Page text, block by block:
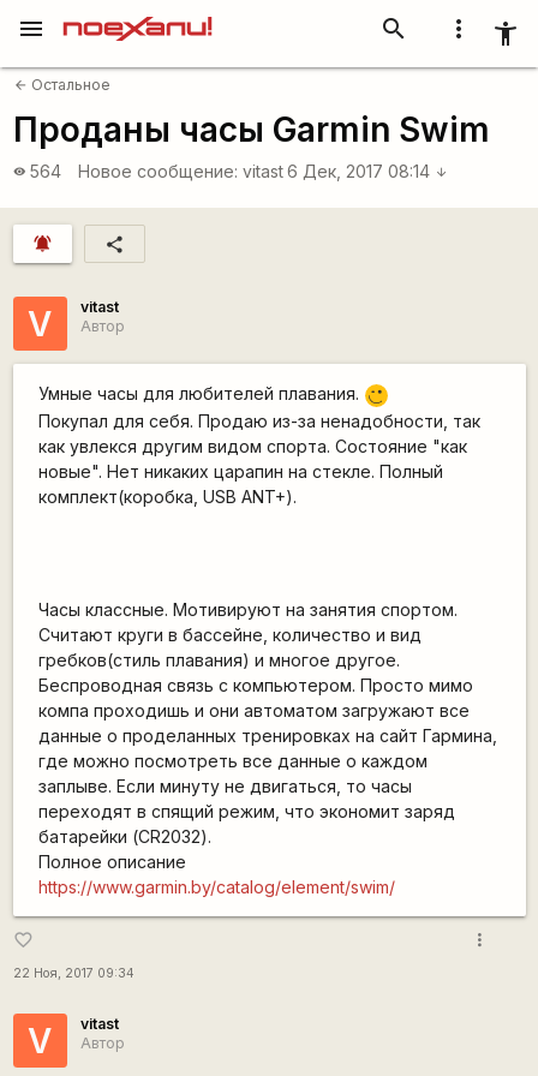
more_vert accessibility_new
search
menu
arrow_back Остальное
Проданы часы Garmin Swim
visibility 564 Новое сообщение: vitast 6 Дек, 2017 08:14 arrow_downward
notifications_active share
V
vitast
Автор
Умные часы для любителей плавания.
;)
Покупал для себя. Продаю из-за ненадобности, так
как увлекся другим видом спорта. Состояние "как
новые". Нет никаких царапин на стекле. Полный
комплект(коробка, USB ANT+).
Часы классные. Мотивируют на занятия спортом.
Считают круги в бассейне, количество и вид
гребков(стиль плавания) и многое другое.
Беспроводная связь с компьютером. Просто мимо
компа проходишь и они автоматом загружают все
данные о проделанных тренировках на сайт Гармина,
где можно посмотреть все данные о каждом
заплыве. Если минуту не двигаться, то часы
переходят в спящий режим, что экономит заряд
батарейки (CR2032).
Полное описание
https://www.garmin.by/catalog/element/swim/
favorite_border
22 Ноя, 2017 09:34
more_vert
V
vitast
Автор